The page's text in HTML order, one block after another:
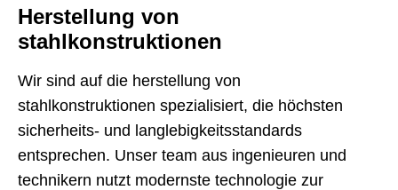
Herstellung von
stahlkonstruktionen
Wir sind auf die herstellung von
stahlkonstruktionen spezialisiert, die höchsten
sicherheits- und langlebigkeitsstandards
entsprechen. Unser team aus ingenieuren und
technikern nutzt modernste technologie zur